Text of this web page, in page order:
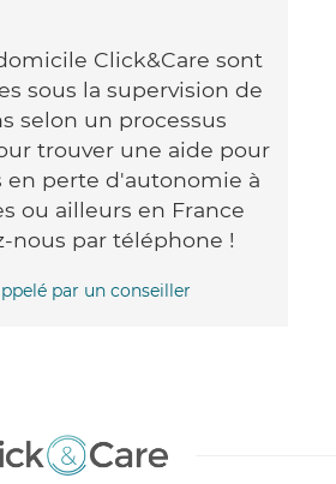
Click&Care sont
sous la supervision de
selon un processus
trouver une aide pour
en perte d'autonomie à
ou ailleurs en France
nous par téléphone !
par un conseiller